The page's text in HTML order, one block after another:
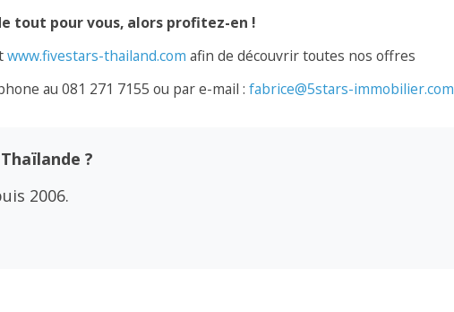
tout pour vous, alors profitez-en !
www.fivestars-thailand.com afin de découvrir toutes nos offres
au 081 271 7155 ou par e-mail : fabrice@5stars-immobilier.com
?
2006.